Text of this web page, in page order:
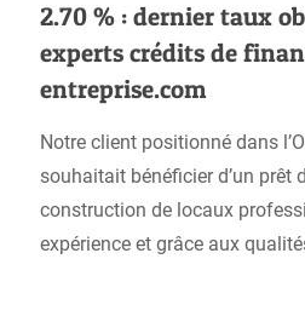
2.70 % : dernier taux
experts crédits de
entreprise.com
Notre client positionné dans
souhaitait bénéficier d’un prêt
construction de locaux
expérience et grâce aux